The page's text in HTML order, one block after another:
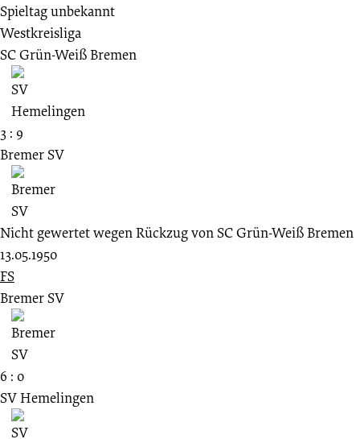
Spieltag unbekannt
Westkreisliga
SC Grün-Weiß Bremen
3 : 9
Bremer SV
Nicht gewertet wegen Rückzug von SC Grün-Weiß Bremen
13.05.1950
FS
Bremer SV
6 : 0
SV Hemelingen